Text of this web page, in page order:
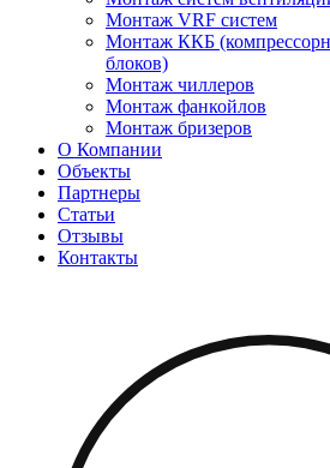
Монтаж VRF систем
Монтаж ККБ
блоков)
Монтаж чиллеров
Монтаж фанкойлов
Монтаж бризеров
О Компании
Объекты
Партнеры
Статьи
Отзывы
Контакты